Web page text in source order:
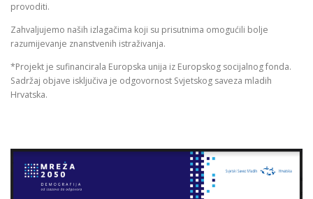
provoditi.
Zahvaljujemo naših izlagačima koji su prisutnima omogućili bolje
razumijevanje znanstvenih istraživanja.
*Projekt je sufinancirala Europska unija iz Europskog socijalnog fonda.
Sadržaj objave isključiva je odgovornost Svjetskog saveza mladih
Hrvatska.